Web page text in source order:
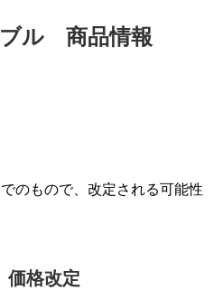
ル 商品情報
のもので、改定される可能性
格改定